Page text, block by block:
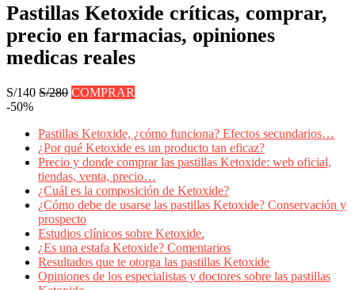
Pastillas Ketoxide críticas, comprar,
precio en farmacias, opiniones
medicas reales
S/140 S/280 COMPRAR
-50%
Pastillas Ketoxide, ¿cómo funciona? Efectos secundarios…
¿Por qué Ketoxide es un producto tan eficaz?
Precio y donde comprar las pastillas Ketoxide: web oficial,
tiendas, venta, precio…
¿Cuál es la composición de Ketoxide?
¿Cómo debe de usarse las pastillas Ketoxide? Conservación y
prospecto
Estudios clínicos sobre Ketoxide.
¿Es una estafa Ketoxide? Comentarios
Resultados que te otorga las pastillas Ketoxide
Opiniones de los especialistas y doctores sobre las pastillas